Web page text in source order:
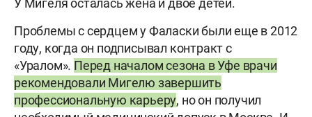
У Мигеля осталась жена и двое детей.
Проблемы с сердцем у Фаласки были еще в 2012
году, когда он подписывал контракт с
«Уралом». Перед началом сезона в Уфе врачи
рекомендовали Мигелю завершить
профессиональную карьеру, но он получил